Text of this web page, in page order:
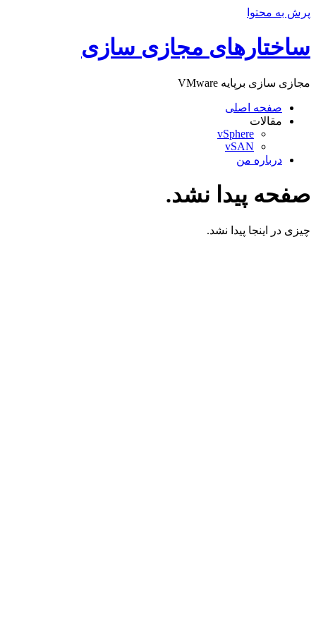
پرش به محتوا
ساختارهای مجازی سازی
مجازی سازی برپایه VMware
صفحه اصلی
مقالات
vSphere
vSAN
درباره من
صفحه پیدا نشد.
چیزی در اینجا پیدا نشد.